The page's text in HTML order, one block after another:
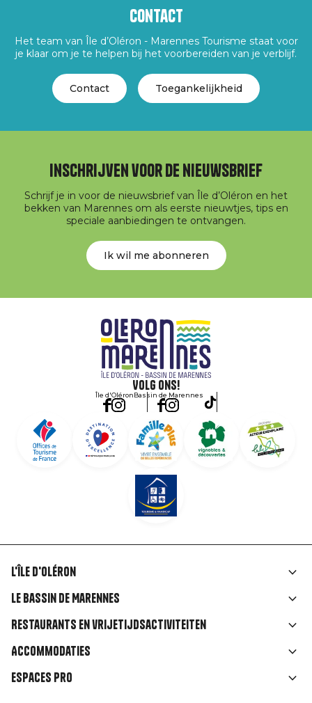
Contact
Het team van Île d’Oléron - Marennes Tourisme staat voor
je klaar om je te helpen bij het voorbereiden van je verblijf.
Contact Toegankelijkheid
Inschrijven voor de nieuwsbrief
Schrijf je in voor de nieuwsbrief van Île d’Oléron en het
bekken van Marennes om als eerste nieuwtjes, tips en
speciale aanbiedingen te ontvangen.
Ik wil me abonneren
Volg ons!
Île d'OléronBassin de Marennes
Liens
rubriques
L'île d'Oléron
Le Bassin de Marennes
Restaurants en vrijetijdsactiviteiten
Accommodaties
Espaces Pro